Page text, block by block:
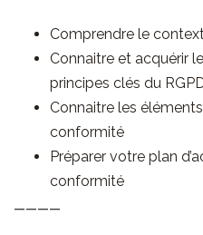
Comprendre le
Connaitre et acquérir
principes clés du
Connaitre les
conformité
Préparer votre plan
conformité
————